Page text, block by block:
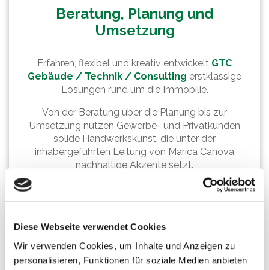
Diese Webseite verwendet Cookies
Wir verwenden Cookies, um Inhalte und Anzeigen zu
personalisieren, Funktionen für soziale Medien anbieten
Beratung, Planung und
Umsetzung
Erfahren, flexibel und kreativ entwickelt GTC
Gebäude / Technik / Consulting erstklassige
Lösungen rund um die Immobilie.
Von der Beratung über die Planung bis zur
Umsetzung nutzen Gewerbe- und Privatkunden
solide Handwerkskunst, die unter der
inhabergeführten Leitung von Marica Canova
nachhaltige Akzente setzt.
Bodenbeläge, kompletteBadrenovierungen
Altbauwohnungen in modernes Ambiente: Ein
motiviertes Fachkräfte-Team führt alle am